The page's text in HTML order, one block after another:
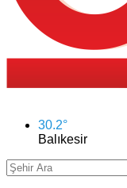
30.2°
Balıkesir